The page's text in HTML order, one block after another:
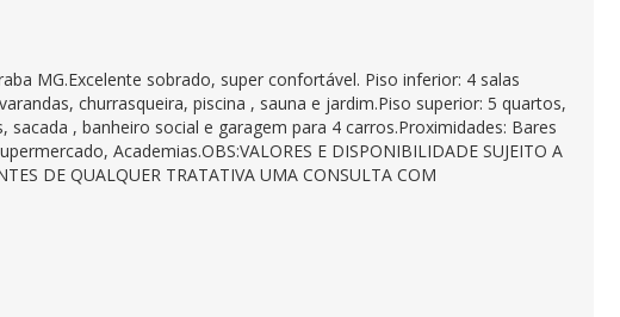
MG.Excelente sobrado, super confortável. Piso inferior: 4 salas
churrasqueira, piscina , sauna e jardim.Piso superior: 5 quartos,
, banheiro social e garagem para 4 carros.Proximidades: Bares
Academias.OBS:VALORES E DISPONIBILIDADE SUJEITO A
DE QUALQUER TRATATIVA UMA CONSULTA COM